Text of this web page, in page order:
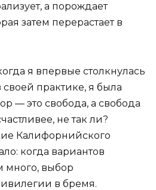
а порождает
затем перерастает в
я впервые столкнулась
практике, я была
— это свобода, а свобода
не так ли?
Калифорнийского
когда вариантов
много, выбор
в бремя.